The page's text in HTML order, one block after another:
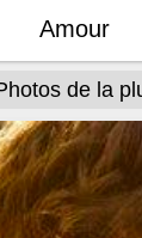
Amour
de la